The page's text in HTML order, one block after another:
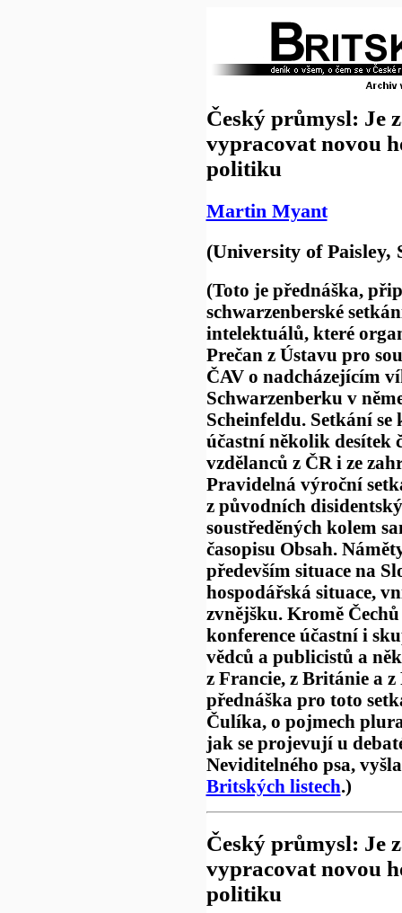
Český průmysl: Je
vypracovat novou
politiku
Martin Myant
(University of Paisley,
(Toto je přednáška,
schwarzenberské
intelektuálů, které
Prečan z Ústavu pro
ČAV o nadcházejícím
Schwarzenberku v
Scheinfeldu. Setkání se
účastní několik desítek
vzdělanců z ČR i ze
Pravidelná výroční
z původních
soustředěných kolem
časopisu Obsah.
především situace na
hospodářská situace,
zvnějšku. Kromě
konference účastní i
vědců a publicistů a
z Francie, z Británie a
přednáška pro toto
Čulíka, o pojmech
jak se projevují u
Neviditelného psa,
Britských listech.)
Český průmysl: Je
vypracovat novou
politiku